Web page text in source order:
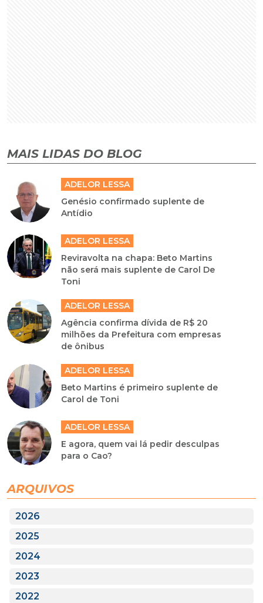
MAIS LIDAS DO BLOG
ADELOR LESSA
Genésio confirmado suplente de
Antídio
ADELOR LESSA
Reviravolta na chapa: Beto Martins
não será mais suplente de Carol De
Toni
ADELOR LESSA
Agência confirma dívida de R$ 20
milhões da Prefeitura com empresas
de ônibus
ADELOR LESSA
Beto Martins é primeiro suplente de
Carol de Toni
ADELOR LESSA
E agora, quem vai lá pedir desculpas
para o Cao?
ARQUIVOS
2026
2025
2024
2023
2022